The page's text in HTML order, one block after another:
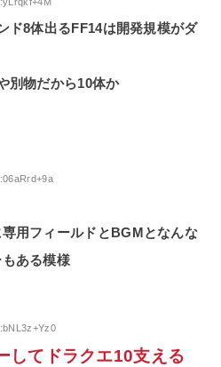
ド8体出るFF14は開発規模がダ
別物だから10体か
用フィールドとBGMとなんな
ある模様
してドラクエ10支える